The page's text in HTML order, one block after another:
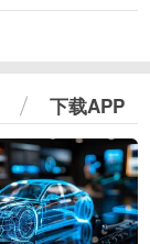
下载APP